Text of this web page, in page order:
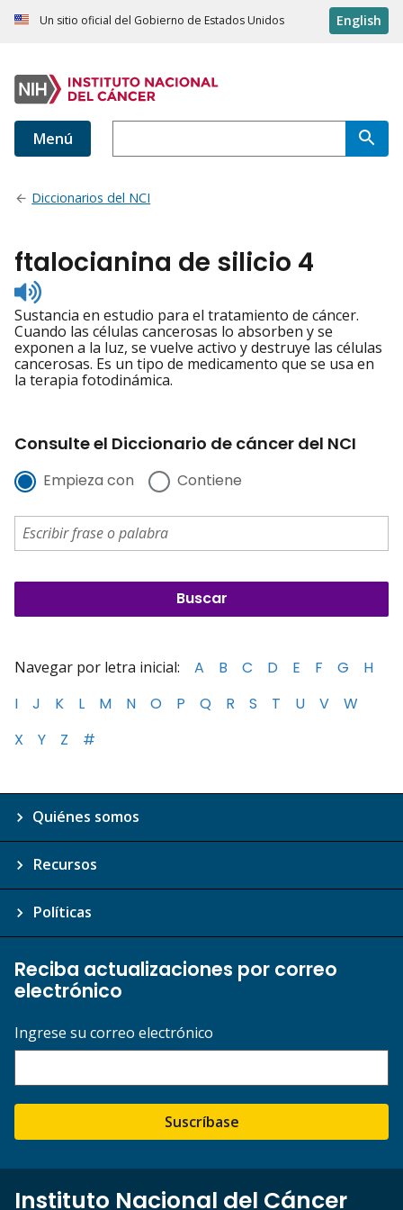
Un sitio oficial del Gobierno de Estados Unidos English
Menú
Diccionarios del NCI
ftalocianina de silicio 4
Listen
to
pronunciation
Sustancia en estudio para el tratamiento de cáncer.
Cuando las células cancerosas lo absorben y se
exponen a la luz, se vuelve activo y destruye las células
cancerosas. Es un tipo de medicamento que se usa en
la terapia fotodinámica.
Consulte el Diccionario de cáncer del NCI
Empieza con Contiene
Navegar por letra inicial: A B C D E F G
H
I
J K L M N O P Q R S T U V
W
X
Y Z #
Quiénes somos
Recursos
Políticas
Reciba actualizaciones por correo
electrónico
Ingrese su correo electrónico
Suscríbase
Instituto Nacional del Cáncer